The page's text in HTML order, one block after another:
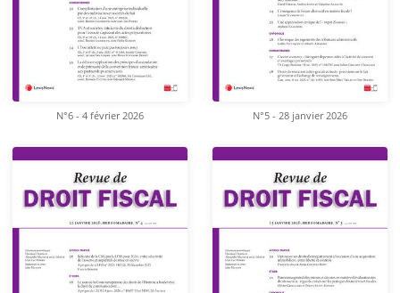
N°6 - 4 février 2026 N°5 - 28 janvier 2026